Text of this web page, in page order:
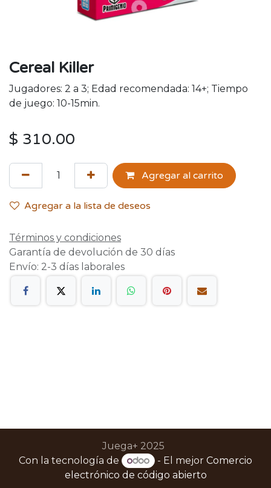
Cereal Killer
Jugadores: 2 a 3; Edad recomendada: 14+; Tiempo
de juego: 10-15min.
$ 310.00
Agregar al carrito
Agregar a la lista de deseos
Términos y condiciones
Garantía de devolución de 30 días
Envío: 2-3 días laborales
Juega+ 2025
Con la tecnología de
- El mejor Comercio
electrónico de código abierto